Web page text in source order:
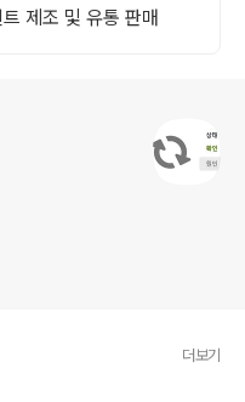
제조 및 유통 판매
더보기